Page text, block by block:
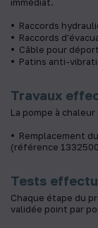
Raccords
Raccords
Câble pour
Patins anti-
Travaux
La pompe à
Remplacement du
(référence
Tests
Chaque étape du
validée point par